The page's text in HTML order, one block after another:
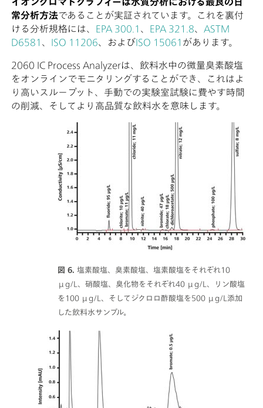
常分析方法であることが実証されています。これを裏付
ける分析規格には、
EPA 300.1 、 EPA 321.8、 ASTM
D6581 、 ISO 11206、および ISO 15061 があります。
2060 IC Process Analyzerは、飲料水中の微量臭素酸塩
をオンラインでモニタリングすることができ、これはよ
り高いスループット、手動での実験室試験に費やす時間
の削減、そしてより高品質な飲料水を意味します。
図 6. 塩素酸塩、臭素酸塩、塩素酸塩をそれぞれ10
μg/L、硝酸塩、臭化物をそれぞれ40 μg/L、リン酸塩
を100 μg/L、そしてジクロロ酢酸塩を500 μg/L添加
した飲料水サンプル。